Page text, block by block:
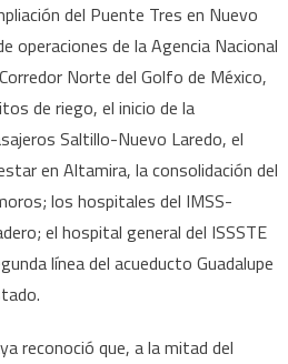
del Puente Tres en Nuevo
operaciones de la Agencia Nacional
Norte del Golfo de México,
de riego, el inicio de la
Saltillo-Nuevo Laredo, el
en Altamira, la consolidación del
los hospitales del IMSS-
el hospital general del ISSSTE
línea del acueducto Guadalupe
reconoció que, a la mitad del